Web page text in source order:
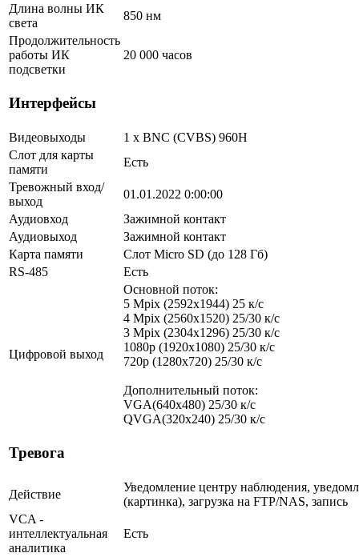
Длина волны ИК
света
850 нм
Продолжительность
работы ИК
подсветки
20 000 часов
Интерфейсы
Видеовыходы
1 х BNC (CVBS) 960H
Слот для карты
памяти
Есть
Тревожный вход/
выход
01.01.2022 0:00:00
Аудиовход
Зажимной контакт
Аудиовыход
Зажимной контакт
Карта памяти
Слот Micro SD (до 128 Гб)
RS-485
Есть
Цифровой выход
Основной поток:
5 Mpix (2592x1944) 25 к/с
4 Mpix (2560x1520) 25/30 к/с
3 Mpix (2304x1296) 25/30 к/с
1080p (1920x1080) 25/30 к/с
720p (1280х720) 25/30 к/с
Дополнительный поток:
VGA(640x480) 25/30 к/с
QVGA(320x240) 25/30 к/с
Тревога
Действие
Уведомление центру наблюдения,
(картинка), загрузка на FTP/NAS, запись
VCA -
интеллектуальная
аналитика
Есть